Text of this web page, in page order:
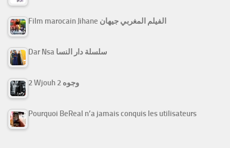
Film marocain Jihane الفيلم المغربي جيهان
Dar Nsa سلسلة دار النسا
2 Wjouh 2 وجوه
Pourquoi BeReal n’a jamais conquis les utilisateurs